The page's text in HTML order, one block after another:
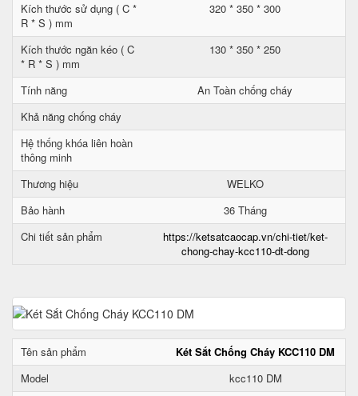
Kích thước sử dụng ( C *
R * S ) mm
320 * 350 * 300
Kích thước ngăn kéo ( C
* R * S ) mm
130 * 350 * 250
Tính năng
An Toàn chống cháy
Khả năng chống cháy
Hệ thống khóa liên hoàn
thông minh
Thương hiệu
WELKO
Bảo hành
36 Tháng
Chi tiết sản phẩm
https://ketsatcaocap.vn/chi-tiet/ket-
chong-chay-kcc110-dt-dong
Tên sản phẩm
Két Sắt Chống Cháy KCC110 DM
Model
kcc110 DM